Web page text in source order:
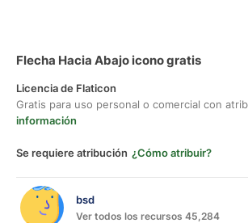
Flecha Hacia Abajo icono gratis
Licencia de Flaticon
Gratis para uso personal o comercial con
información
Se requiere atribución ¿Cómo atribuir?
bsd
Ver todos los recursos 45,284